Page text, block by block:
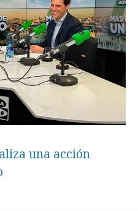
una acción